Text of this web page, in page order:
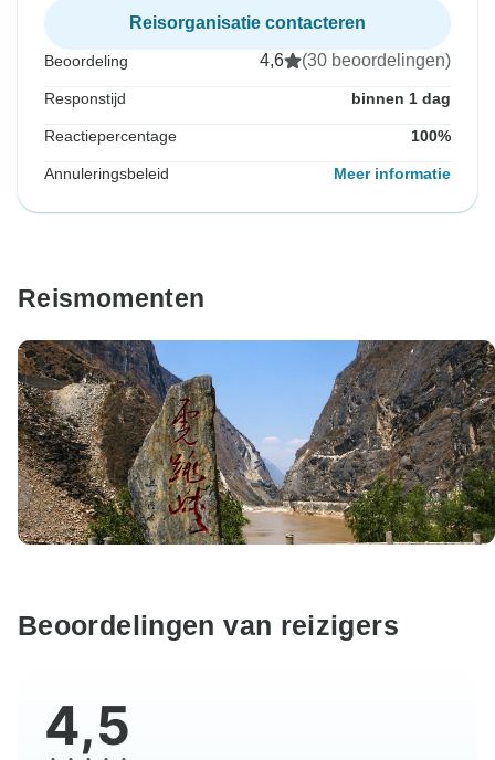
Reisorganisatie contacteren
Beoordeling 4,6 (30 beoordelingen)
Responstijd binnen 1 dag
Reactiepercentage 100%
Annuleringsbeleid Meer informatie
Reismomenten
Beoordelingen van reizigers
4,5